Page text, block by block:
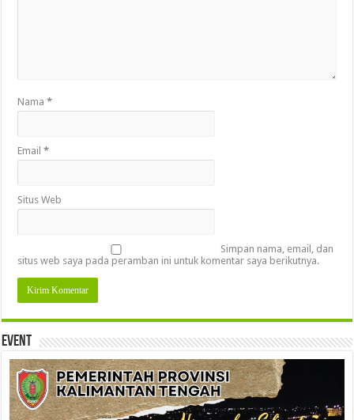
Nama*
Email*
Situs Web
Simpan nama, email, dan
situs web saya pada peramban ini untuk komentar saya berikutnya.
Event